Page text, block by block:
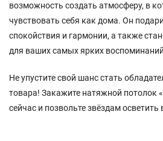
возможность создать атмосферу, в
чувствовать себя как дома. Он
спокойствия и гармонии, а также
для ваших самых ярких
Не упустите свой шанс стать
товара! Закажите натяжной потолок
сейчас и позвольте звёздам